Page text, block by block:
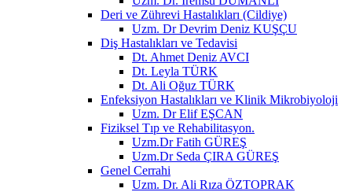
Deri ve Zührevi Hastalıkları (Cildiye)
Uzm. Dr Devrim Deniz KUŞÇU
Diş Hastalıkları ve Tedavisi
Dt. Ahmet Deniz AVCI
Dt. Leyla TÜRK
Dt. Ali Oğuz TÜRK
Enfeksiyon Hastalıkları ve Klinik Mikrobiyoloji
Uzm. Dr Elif EŞCAN
Fiziksel Tıp ve Rehabilitasyon.
Uzm.Dr Fatih GÜREŞ
Uzm.Dr Seda ÇIRA GÜREŞ
Genel Cerrahi
Uzm. Dr. Ali Rıza ÖZTOPRAK